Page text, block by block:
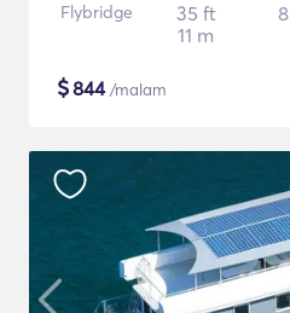
Flybridge
35 ft
11 m
8
$844/malam